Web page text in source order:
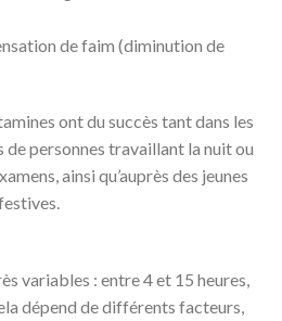
de faim (diminution de
ont du succès tant dans les
de personnes travaillant la nuit ou
ainsi qu’auprès des jeunes
variables : entre 4 et 15 heures,
dépend de différents facteurs,